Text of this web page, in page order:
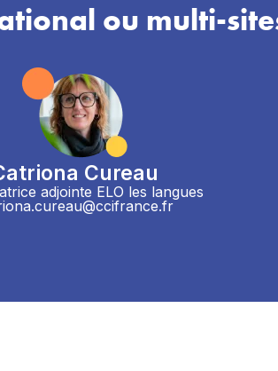
ou multi-
Cureau
adjointe ELO les langues